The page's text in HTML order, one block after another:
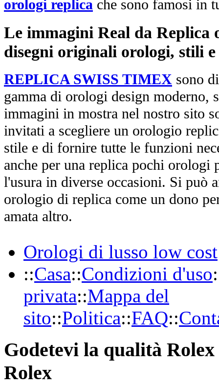
orologi replica che sono famosi in
Le immagini Real da Replica
disegni originali orologi, stili
REPLICA SWISS TIMEX sono
gamma di orologi design moderno,
immagini in mostra nel nostro sito
invitati a scegliere un orologio
stile e di fornire tutte le funzioni
anche per una replica pochi orologi
l'usura in diverse occasioni. Si può
orologio di replica come un dono
amata altro.
Orologi di lusso low cost
::Casa::Condizioni d'uso
privata::Mappa del
sito::Politica::FAQ::
Godetevi la qualità
Rolex